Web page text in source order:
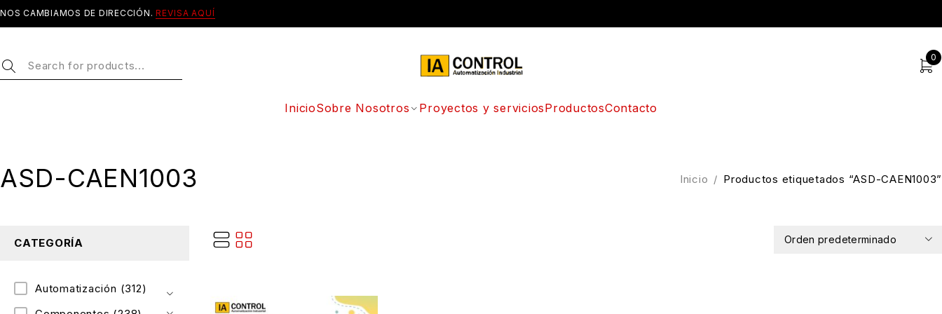
NOS CAMBIAMOS DE DIRECCIÓN. REVISA AQUÍ
0
InicioSobre Nosotros Proyectos y serviciosProductosContacto
ASD-CAEN1003 Inicio / Productos etiquetados “ASD-CAEN1003”
CATEGORÍA
Automatización (312)
Orden predeterminado